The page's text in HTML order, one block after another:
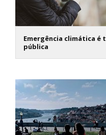
Emergência climática é
pública